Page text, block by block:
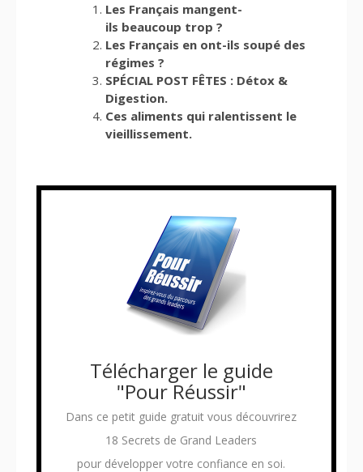
Les Français mangent-
ils beaucoup trop ?
Les Français en ont-ils soupé des
régimes ?
SPÉCIAL POST FÊTES : Détox &
Digestion.
Ces aliments qui ralentissent le
vieillissement.
Télécharger le guide
"Pour Réussir"
Dans ce petit guide gratuit vous découvrirez
18 Secrets de Grand Leaders
pour développer votre confiance en soi.